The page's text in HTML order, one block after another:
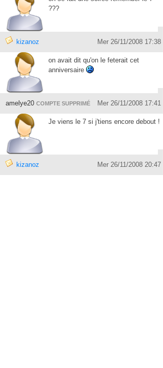
???
kizanoz Mer 26/11/2008 17:38
on avait dit qu'on le feterait cet
anniversaire
amelye20 COMPTE SUPPRIMÉ Mer 26/11/2008 17:41
Je viens le 7 si j'tiens encore debout !
kizanoz Mer 26/11/2008 20:47